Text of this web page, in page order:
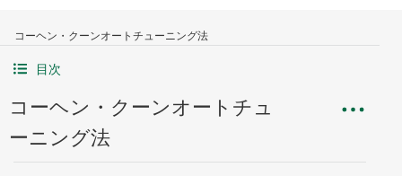
コーヘン・クーンオートチューニング法
目次
コーヘン・クーンオートチュ
ーニング法